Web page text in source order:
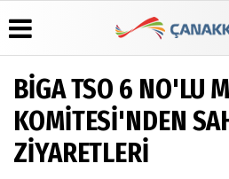
Üye Paneli
Haber
Arşivi
Hava
Durumu
Gazete
Manşetleri
BİGA TSO 6 NO'LU
KOMİTESİ'NDEN
ZİYARETLERİ